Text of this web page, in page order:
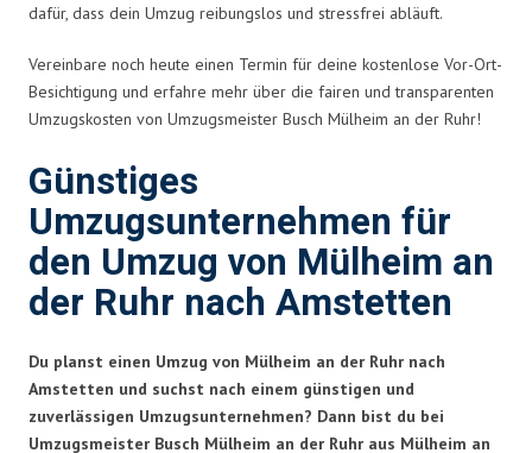
dafür, dass dein Umzug reibungslos und stressfrei abläuft.
Vereinbare noch heute einen Termin für deine kostenlose Vor-Ort-
Besichtigung und erfahre mehr über die fairen und transparenten
Umzugskosten von Umzugsmeister Busch Mülheim an der Ruhr!
Günstiges
Umzugsunternehmen für
den Umzug von Mülheim an
der Ruhr nach Amstetten
Du planst einen Umzug von Mülheim an der Ruhr nach
Amstetten und suchst nach einem günstigen und
zuverlässigen Umzugsunternehmen? Dann bist du bei
Umzugsmeister Busch Mülheim an der Ruhr aus Mülheim an